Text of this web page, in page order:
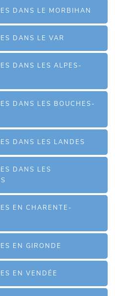
DANS LE MORBIHAN
DANS LE VAR
DANS LES ALPES-
DANS LES BOUCHES-
DANS LES LANDES
DANS LES
EN CHARENTE-
EN GIRONDE
EN VENDÉE